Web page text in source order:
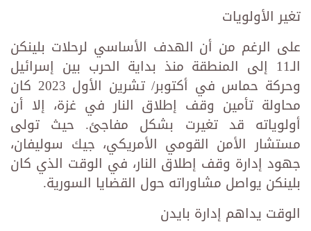
تغير الأولويات
على الرغم من أن الهدف الأساسي لرحلات بلينكن
الـ11 إلى المنطقة منذ بداية الحرب بين إسرائيل
وحركة حماس في أكتوبر/ تشرين الأول 2023 كان
محاولة تأمين وقف إطلاق النار في غزة، إلا أن
أولوياته قد تغيرت بشكل مفاجئ. حيث تولى
مستشار الأمن القومي الأمريكي، جيك سوليفان،
جهود إدارة وقف إطلاق النار، في الوقت الذي كان
بلينكن يواصل مشاوراته حول القضايا السورية.
الوقت يداهم إدارة بايدن